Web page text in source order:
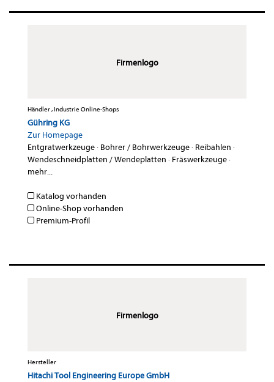
Firmenlogo
Händler , Industrie Online-Shops
Gühring KG
Zur Homepage
Entgratwerkzeuge· Bohrer / Bohrwerkzeuge· Reibahlen ·
Wendeschneidplatten / Wendeplatten · Fräswerkzeuge·
mehr...
Katalog vorhanden
Online-Shop vorhanden
Premium-Profil
Firmenlogo
Hersteller
Hitachi Tool Engineering Europe GmbH